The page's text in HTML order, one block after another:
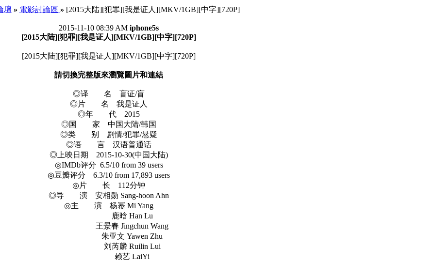
壇 » 電影討論區 » [2015大陆][犯罪][我是证人][MKV/1GB][中字][720P]
2015-11-10 08:39 AM iphone5s
[2015大陆][犯罪][我是证人][MKV/1GB][中字][720P]
[2015大陆][犯罪][我是证人][MKV/1GB][中字][720P]
請切換完整版來瀏覽圖片和連結
◎译 名 盲证/盲
◎片 名 我是证人
◎年 代 2015
◎国 家 中国大陆/韩国
◎类 别 剧情/犯罪/悬疑
◎语 言 汉语普通话
◎上映日期 2015-10-30(中国大陆)
◎IMDb评分 6.5/10 from 39 users
◎豆瓣评分 6.3/10 from 17,893 users
◎片 长 112分钟
◎导 演 安相勋 Sang-hoon Ahn
◎主 演 杨幂 Mi Yang
鹿晗 Han Lu
王景春 Jingchun Wang
朱亚文 Yawen Zhu
刘芮麟 Ruilin Lui
赖艺 LaiYi